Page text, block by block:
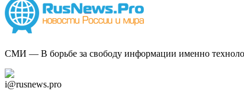
СМИ — В борьбе за свободу информации именно
i@rusnews.pro